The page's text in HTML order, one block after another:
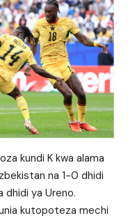
kundi K kwa alama
na 1-0 dhidi
dhidi ya Ureno.
kutopoteza mechi